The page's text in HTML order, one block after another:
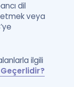
dil
veya
ilgili